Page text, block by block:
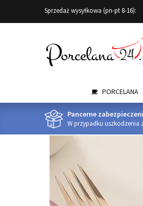
Sprzedaż wysyłkowa (pn-pt 8-16):
PORCELANA
Pancerne
W przypadku uszkodzenia